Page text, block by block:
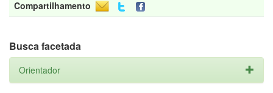
Compartilhamento
Busca facetada
Orientador